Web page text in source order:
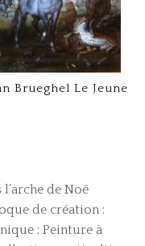
Brueghel Le Jeune
de Noé
de création :
: Peinture à